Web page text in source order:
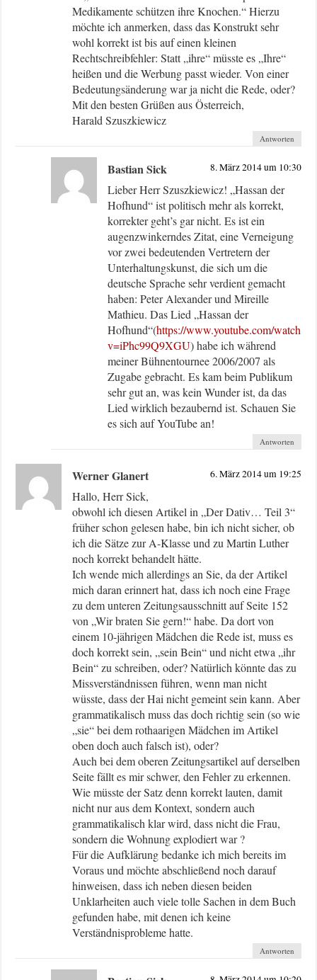
Medikamente schützen ihre Knochen.“ Hierzu
möchte ich anmerken, dass das Konstrukt sehr
wohl korrekt ist bis auf einen kleinen
Rechtschreibfehler: Statt „ihre“ müsste es „Ihre“
heißen und die Werbung passt wieder. Von einer
Bedeutungsänderung war ja nicht die Rede, oder?
Mit den besten Grüßen aus Österreich,
Harald Szuszkiewicz
Antworten
Bastian Sick 8. März 2014 um 10:30
Lieber Herr Szuszkiewicz! „Hassan der
Hofhund“ ist politisch mehr als korrekt,
korrekter geht’s gar nicht. Es ist ein
augenzwinkerndes Zitat, eine Verneigung
vor zwei bedeutenden Vertretern der
Unterhaltungskunst, die sich um die
deutsche Sprache sehr verdient gemacht
haben: Peter Alexander und Mireille
Mathieu. Das Lied „Hassan der
Hofhund“(https://www.youtube.com/watch?
v=iPhc99Q9XGU) habe ich während
meiner Bühnentournee 2006/2007 als
Zugabe gebracht. Es kam beim Publikum
sehr gut an, was kein Wunder ist, da das
Lied wirklich bezaubernd ist. Schauen Sie
es sich auf YouTube an!
Antworten
Werner Glanert 6. März 2014 um 19:25
Hallo, Herr Sick,
obwohl ich diesen Artikel in „Der Dativ… Teil 3“
früher schon gelesen habe, bin ich nicht sicher, ob
ich die Sätze zur A-Klasse und zu Martin Luther
noch korrekt behandelt hätte.
Ich wende mich allerdings an Sie, da der Artikel
mich daran erinnert hat, dass ich noch eine Frage
zu dem unteren Zeitungsausschnitt auf Seite 152
von „Wir braten Sie gern!“ habe. Da dort von
einem 10-jährigen Mädchen die Rede ist, muss es
doch korrekt sein, „sein Bein“ und nicht etwa „ihr
Bein“ zu schreiben, oder? Natürlich könnte das zu
Missverständnissen führen, wenn man nicht
wüsste, dass der Hai nicht gemeint sein kann. Aber
grammatikalisch muss das doch richtig sein (so wie
„sie“ bei dem rothaarigen Mädchen im Artikel
oben doch auch falsch ist), oder?
Auch bei dem oberen Zeitungsartikel auf derselben
Seite fällt es mir schwer, den Fehler zu erkennen.
Wie müsste der Satz denn korrekt lauten, damit
nicht nur aus dem Kontext, sondern auch
grammatikalisch klar wird, dass nicht die Frau,
sondern die Wohnung explodiert war ?
Für die Aufklärung bedanke ich mich bereits im
Voraus und möchte abschließend noch darauf
hinweisen, dass ich neben diesen beiden
Unklarheiten auch viele tolle Sachen in dem Buch
gefunden habe, mit denen ich keine
Verständnisprobleme hatte.
Antworten